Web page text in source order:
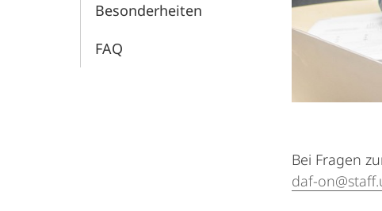
Besonderheiten
FAQ
Bei Fragen
daf-